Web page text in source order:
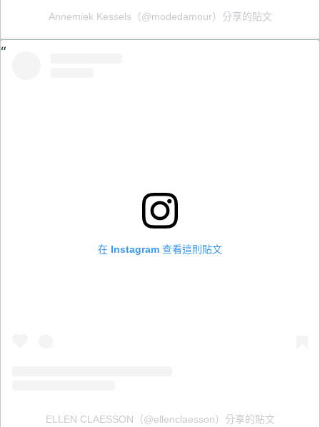
Annemiek Kessels（@modedamour）分享的貼文
在 Instagram 查看這則貼文
ELLEN CLAESSON（@ellenclaesson）分享的貼文